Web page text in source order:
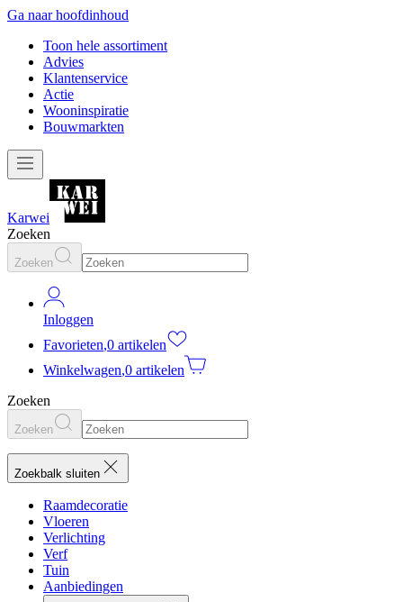
Ga naar hoofdinhoud
Toon hele assortiment
Advies
Klantenservice
Actie
Wooninspiratie
Bouwmarkten
Karwei
Zoeken
Zoeken
Inloggen
Favorieten,0 artikelen
Winkelwagen,0 artikelen
Zoeken
Zoeken
Zoekbalk sluiten
Raamdecoratie
Vloeren
Verlichting
Verf
Tuin
Aanbiedingen